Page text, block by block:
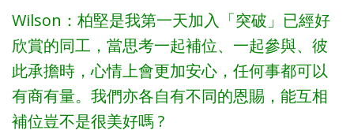
Wilson：柏堅是我第一天加入「突破」已經好
欣賞的同工，當思考一起補位、一起參與、彼
此承擔時，心情上會更加安心，任何事都可以
有商有量。我們亦各自有不同的恩賜，能互相
補位豈不是很美好嗎 ?